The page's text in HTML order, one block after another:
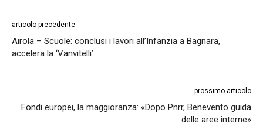
articolo precedente
Airola – Scuole: conclusi i lavori all’Infanzia a Bagnara,
accelera la ‘Vanvitelli’
prossimo articolo
Fondi europei, la maggioranza: «Dopo Pnrr, Benevento guida
delle aree interne»